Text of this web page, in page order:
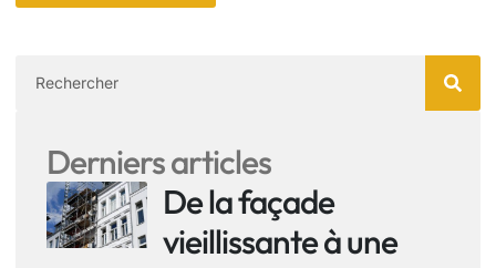
Derniers articles
De la façade
vieillissante à une